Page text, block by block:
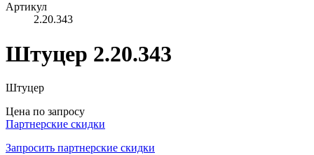
Артикул
2.20.343
Штуцер 2.20.343
Штуцер
Цена по запросу
Партнерские скидки
Запросить партнерские скидки